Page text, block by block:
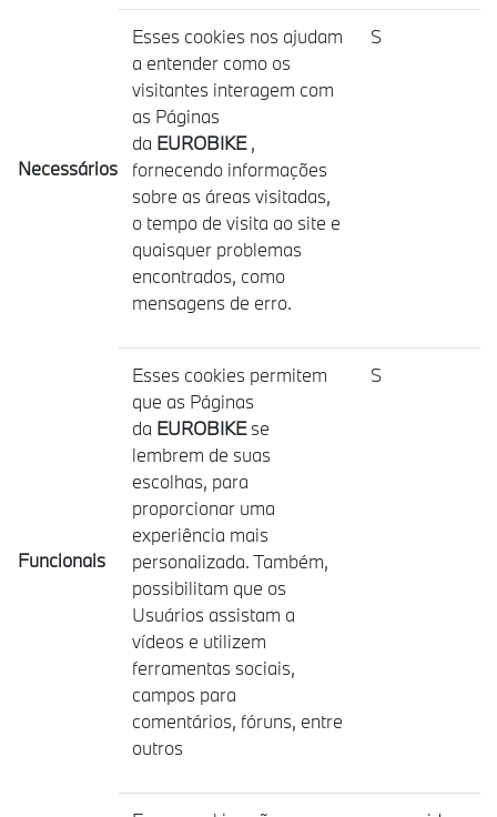
Necessários
Esses cookies nos ajudam
a entender como os
visitantes interagem com
as Páginas
da EUROBIKE,
fornecendo informações
sobre as áreas visitadas,
o tempo de visita ao site e
quaisquer problemas
encontrados, como
mensagens de erro.
S
Funcionais
Esses cookies permitem
que as Páginas
da EUROBIKEse
lembrem de suas
escolhas, para
proporcionar uma
experiência mais
personalizada. Também,
possibilitam que os
Usuários assistam a
vídeos e utilizem
ferramentas sociais,
campos para
comentários, fóruns, entre
outros
S